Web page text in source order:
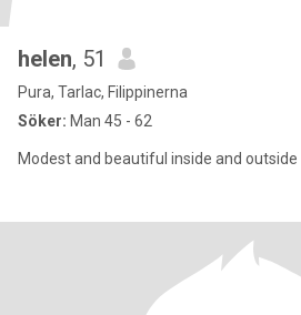
helen, 51
Pura, Tarlac, Filippinerna
Söker: Man 45 - 62
Modest and beautiful inside and outside